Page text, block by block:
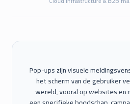
Pop-ups zijn visuele
het scherm van de gebruiker
wereld, vooral op websites en